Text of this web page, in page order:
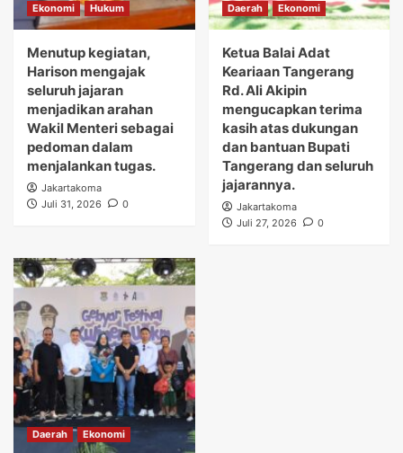
Ekonomi Hukum
Menutup kegiatan,
Harison mengajak
seluruh jajaran
menjadikan arahan
Wakil Menteri sebagai
pedoman dalam
menjalankan tugas.
Jakartakoma
Juli 31, 2026
0
Daerah Ekonomi
Ketua Balai Adat
Keariaan Tangerang
Rd. Ali Akipin
mengucapkan terima
kasih atas dukungan
dan bantuan Bupati
Tangerang dan seluruh
jajarannya.
Jakartakoma
Juli 27, 2026
0
Daerah Ekonomi